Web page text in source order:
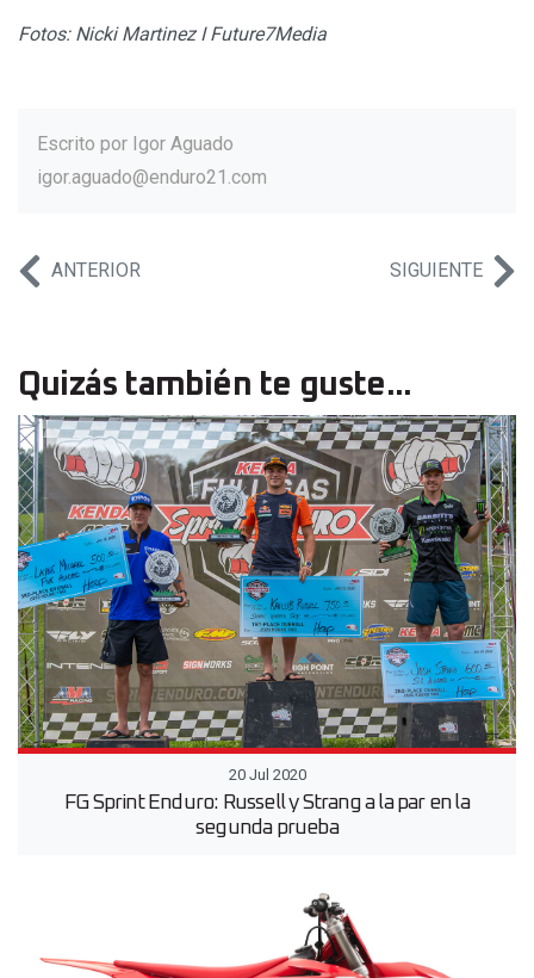
Fotos: Nicki Martinez I Future7Media
Escrito por Igor Aguado
igor.aguado@enduro21.com
ANTERIOR SIGUIENTE
Quizás también te guste...
20 Jul 2020
FG Sprint Enduro: Russell y Strang a la par en la
segunda prueba